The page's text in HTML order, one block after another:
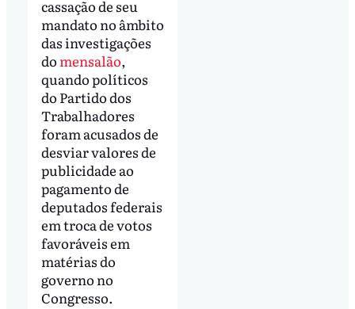
cassação de seu
mandato no âmbito
das investigações
do mensalão,
quando políticos
do Partido dos
Trabalhadores
foram acusados de
desviar valores de
publicidade ao
pagamento de
deputados federais
em troca de votos
favoráveis em
matérias do
governo no
Congresso.